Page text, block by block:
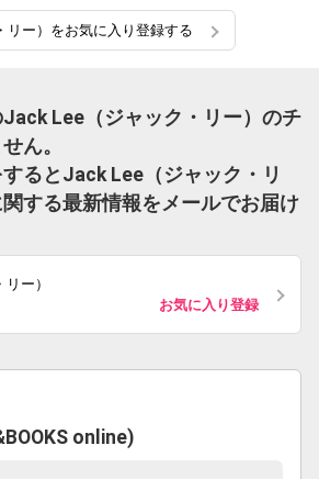
リー）をお気に入り登録する
Lee（ジャック・リー）のチ
ん。
るとJack Lee（ジャック・リ
する最新情報をメールでお届け
ー）
お気に入り登録
online)